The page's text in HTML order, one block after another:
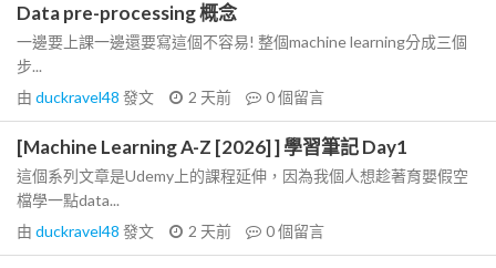
Data pre-processing 概念
一邊要上課一邊還要寫這個不容易! 整個machine learning分成三個
步...
由 duckravel48 發文 2 天前 0個留言
[Machine Learning A-Z [2026] ] 學習筆記 Day1
這個系列文章是Udemy上的課程延伸，因為我個人想趁著育嬰假空
檔學一點data...
由 duckravel48 發文 2 天前 0個留言